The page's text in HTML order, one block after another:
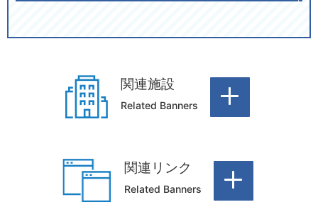
関連施設
Related Banners
関連リンク
Related Banners